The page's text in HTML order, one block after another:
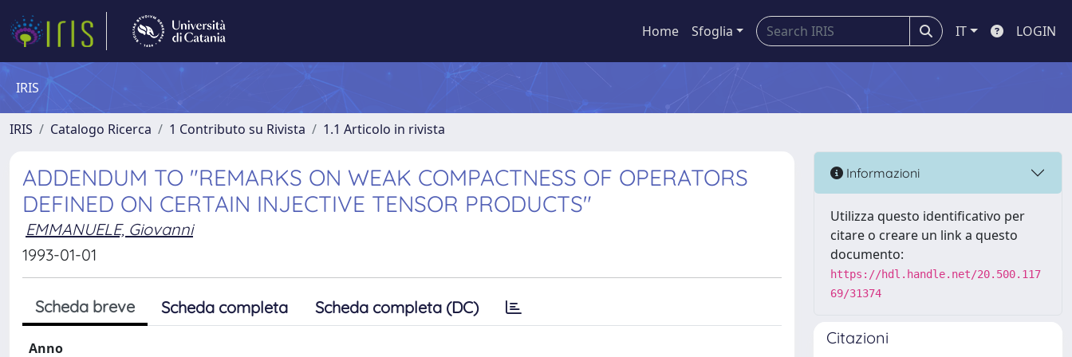
Home Sfoglia IT LOGIN
IRIS
IRIS Catalogo Ricerca 1 Contributo su Rivista 1.1 Articolo in rivista
ADDENDUM TO "REMARKS ON WEAK COMPACTNESS OF OPERATORS
DEFINED ON CERTAIN INJECTIVE TENSOR PRODUCTS"
EMMANUELE, Giovanni
1993-01-01
Scheda breve Scheda completa Scheda completa (DC)
Anno
Informazioni
Utilizza questo identificativo per
citare o creare un link a questo
documento:
https://hdl.handle.net/20.500.117
69/31374
Citazioni